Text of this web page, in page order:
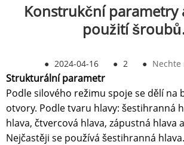
Konstrukční parametry
použití
● 2024-04-16 ● 2 ● Nechte
Strukturální parametr
Podle silového režimu spoje se dělí na
otvory. Podle tvaru hlavy: šestihranná
hlava, čtvercová hlava, zápustná hlava
Nejčastěji se používá šestihranná